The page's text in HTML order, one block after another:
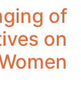
of
on